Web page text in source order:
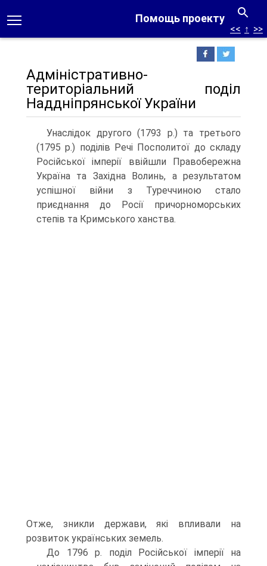
Помощь проекту
<< ↑ >>
Адміністративно-
територіальний поділ
Наддніпрянської України
Унаслідок другого (1793 р.) та третього
(1795 р.) поділів Речі Посполитої до складу
Російської імперії ввійшли Правобережна
Україна та Західна Волинь, а результатом
успішної війни з Туреччи­ною стало
приєднання до Росії причорноморсь­ких
степів та Кримського ханства.
Отже, зникли держави, які впливали на
розвиток українських земель.
До 1796 р. поділ Російської імперії на